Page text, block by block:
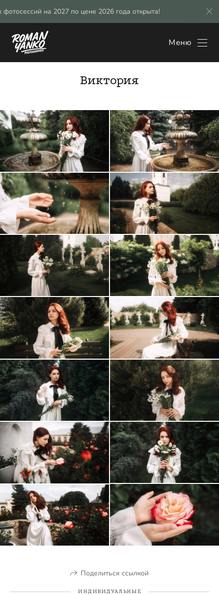
на 2027 по цене 2026 года открыта!
Меню
Виктория
Поделиться ссылкой
ИНДИВИДУАЛЬНЫЕ